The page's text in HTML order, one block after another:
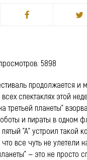
5898
продолжается и
спектаклях этой
третьей планеты"
и пираты в одном
"А" устроил такой
все чуть не улетели
— это не просто